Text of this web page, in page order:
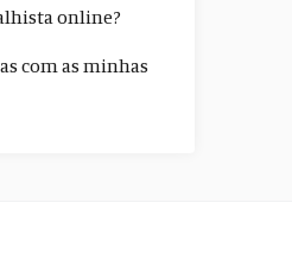
online?
com as minhas